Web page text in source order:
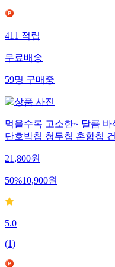
411적립
무료배송
59명구매중
먹을수록 고소한~ 달콤
단호박칩 청무칩 혼합칩
21,800원
50%10,900원
5.0
(1)